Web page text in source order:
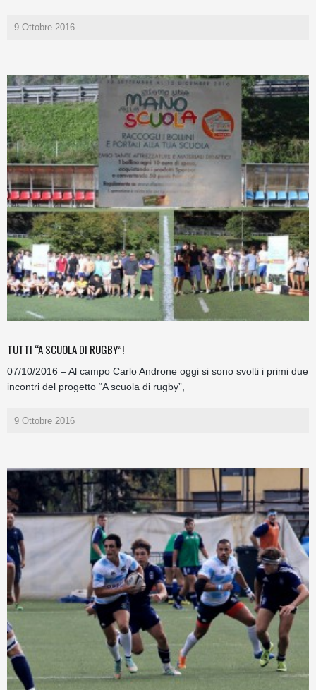
9 Ottobre 2016
TUTTI “A SCUOLA DI RUGBY”!
07/10/2016 – Al campo Carlo Androne oggi si sono svolti i primi due
incontri del progetto “A scuola di rugby”,
9 Ottobre 2016